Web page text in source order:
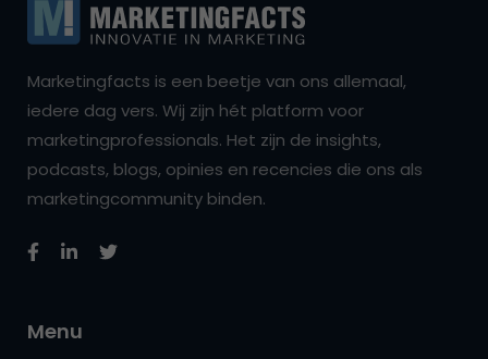
Marketingfacts is een beetje van ons allemaal,
iedere dag vers. Wij zijn hét platform voor
marketingprofessionals. Het zijn de insights,
podcasts, blogs, opinies en recencies die ons als
marketingcommunity binden.
Menu